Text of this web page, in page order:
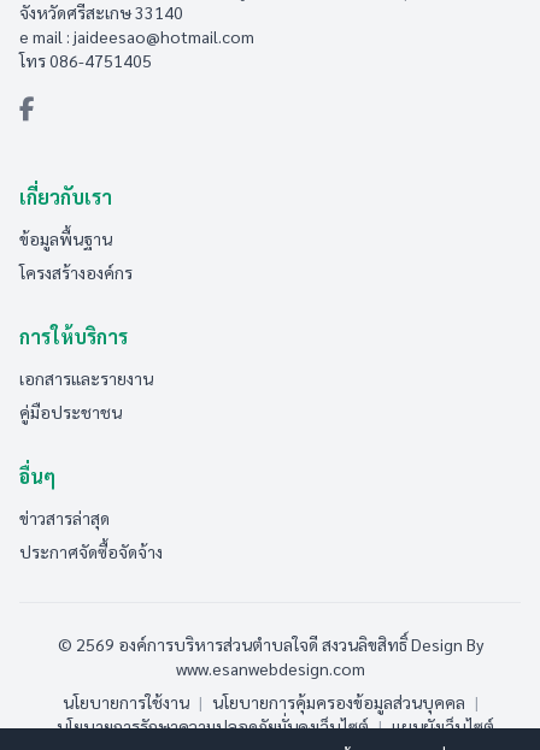
จังหวัดศรีสะเกษ 33140
e mail : jaideesao@hotmail.com
โทร 086-4751405
เกี่ยวกับเรา
ข้อมูลพื้นฐาน
โครงสร้างองค์กร
การให้บริการ
เอกสารและรายงาน
คู่มือประชาชน
อื่นๆ
ข่าวสารล่าสุด
ประกาศจัดซื้อจัดจ้าง
© 2569 องค์การบริหารส่วนตำบลใจดี สงวนลิขสิทธิ์Design By
www.esanwebdesign.com
นโยบายการใช้งาน | นโยบายการคุ้มครองข้อมูลส่วนบุคคล |
นโยบายการรักษาความปลอดภัยมั่นคงเว็บไซต์ | แผนผังเว็บไซต์